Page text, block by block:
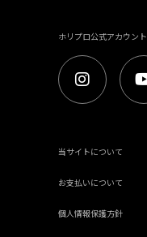
ホリプロ公式アカウント
当サイトについて
お支払いについて
個人情報保護方針